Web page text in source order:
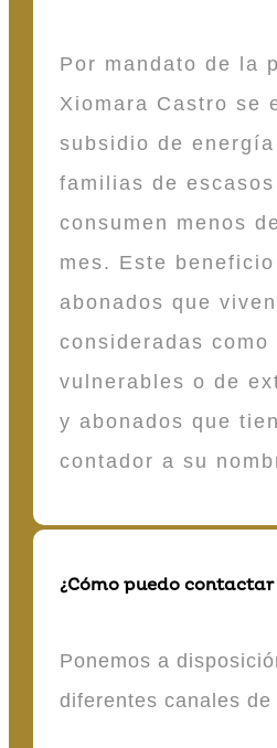
Por mandato de la
Xiomara Castro se
subsidio de
familias de
consumen menos
mes. Este
abonados que
consideradas como
vulnerables o de
y abonados que
contador a su
¿Cómo puedo contactar
Ponemos a
diferentes canales de